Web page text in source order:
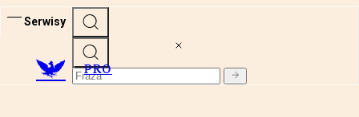
Serwisy
PRO